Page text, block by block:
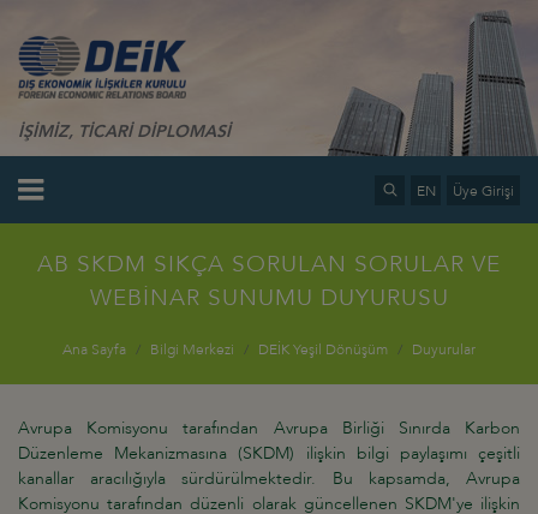
İŞİMİZ, TİCARİ DİPLOMASİ
EN Üye Girişi
AB SKDM SIKÇA SORULAN SORULAR VE
WEBİNAR SUNUMU DUYURUSU
Ana Sayfa Bilgi Merkezi DEİK Yeşil Dönüşüm Duyurular
Avrupa Komisyonu tarafından Avrupa Birliği Sınırda Karbon
Düzenleme Mekanizmasına (SKDM) ilişkin bilgi paylaşımı çeşitli
kanallar aracılığıyla sürdürülmektedir. Bu kapsamda, Avrupa
Komisyonu tarafından düzenli olarak güncellenen SKDM'ye ilişkin